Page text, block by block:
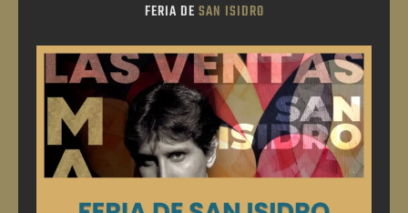
FERIA DE SAN ISIDRO